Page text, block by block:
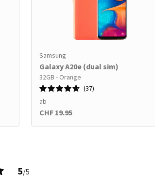
Samsung
Galaxy A20e (dual sim)
32GB - Orange
37
ab
CHF 19.95
5/5